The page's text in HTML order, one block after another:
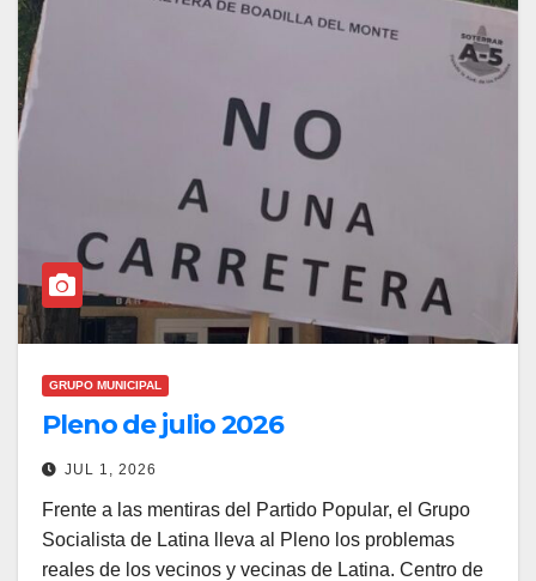
GRUPO MUNICIPAL
Pleno de julio 2026
JUL 1, 2026
Frente a las mentiras del Partido Popular, el Grupo
Socialista de Latina lleva al Pleno los problemas
reales de los vecinos y vecinas de Latina. Centro de